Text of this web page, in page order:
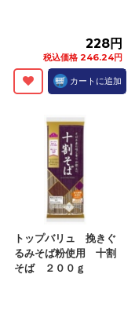
228円
税込価格 246.24円
カートに追加
トップバリュ 挽きぐ
るみそば粉使用 十割
そば ２００ｇ